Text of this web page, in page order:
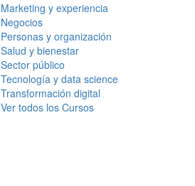
Marketing y experiencia
Negocios
Personas y organización
Salud y bienestar
Sector público
Tecnología y data science
Transformación digital
Ver todos los Cursos